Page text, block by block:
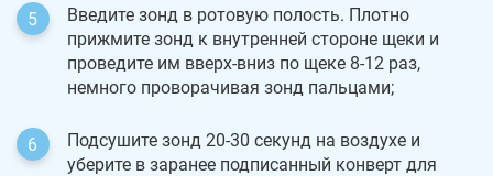
Введите зонд в ротовую полость. Плотно
прижмите зонд к внутренней стороне щеки и
проведите им вверх-вниз по щеке 8-12 раз,
немного проворачивая зонд пальцами;
Подсушите зонд 20-30 секунд на воздухе и
уберите в заранее подписанный конверт для